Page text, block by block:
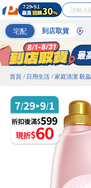
宅配 到店取貨
首頁 / 日用生活 / 家庭清潔 殺蟲